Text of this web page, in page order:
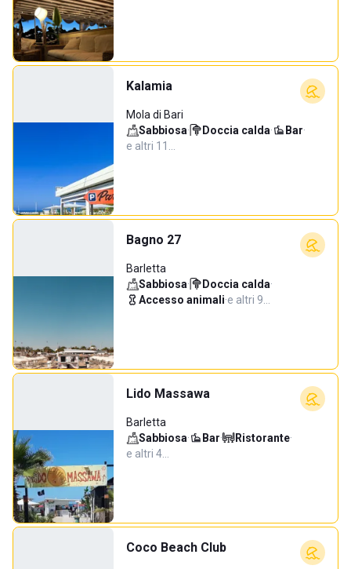
Kalamia
Mola di Bari
Sabbiosa· Doccia calda· Bar·
e altri 11…
Bagno 27
Barletta
Sabbiosa· Doccia calda·
Accesso animali·e altri 9…
Lido Massawa
Barletta
Sabbiosa· Bar· Ristorante·
e altri 4…
Coco Beach Club